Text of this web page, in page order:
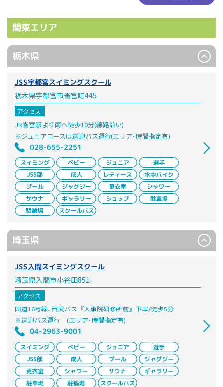
関東エリア
栃木県
JSS宇都宮スイミングスクール
栃木県宇都宮市雀宮町445
アクセス
JR雀宮駅より南へ徒歩10分(線路沿い)
※ジュニアコースは送迎バス運行(エリア･時間指定有)
028-655-2251
埼玉県
JSS入間スイミングスクール
埼玉県入間市小谷田851
アクセス
国道16号線､西武バス『人事院研修所前』下車/徒歩5分
※送迎バス運行 (エリア･時間指定有)
04-2963-9001